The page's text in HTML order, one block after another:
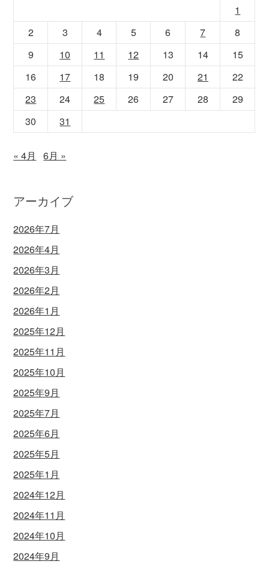
1
2
3 4 5 6 7
8
9
10 11 12 13 14
15
16
17 18 19 20 21
22
23
24 25 26 27 28
29
30
31
« 4月 6月 »
アーカイブ
2026年7月
2026年4月
2026年3月
2026年2月
2026年1月
2025年12月
2025年11月
2025年10月
2025年9月
2025年7月
2025年6月
2025年5月
2025年1月
2024年12月
2024年11月
2024年10月
2024年9月